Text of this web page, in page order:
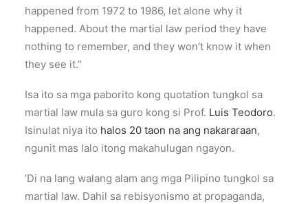
happened from 1972 to 1986, let alone why it
happened. About the martial law period they have
nothing to remember, and they won’t know it when
they see it.”
Isa ito sa mga paborito kong quotation tungkol sa
martial law mula sa guro kong si Prof. Luis Teodoro.
Isinulat niya ito halos 20 taon na ang nakararaan,
ngunit mas lalo itong makahulugan ngayon.
‘Di na lang walang alam ang mga Pilipino tungkol sa
martial law. Dahil sa rebisyonismo at propaganda,